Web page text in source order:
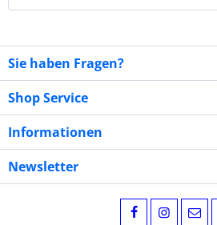
Sie haben Fragen?
Shop Service
Informationen
Newsletter